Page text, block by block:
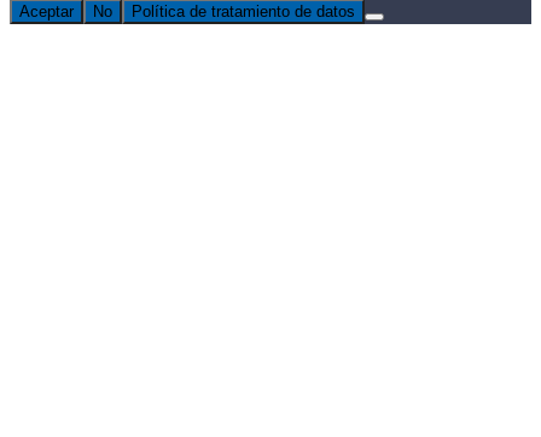
Aceptar No Política de tratamiento de datos